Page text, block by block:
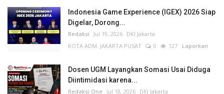
Indonesia Game Experience (IGEX) 2026 Siap
Digelar, Dorong...
Redaksi Jul 19, 2026 DKI Jakarta
KOTA ADM. JAKARTA PUSAT
0 127 Laporkan
Dosen UGM Layangkan Somasi Usai Diduga
Diintimidasi karena...
Redaksi One Jul 18, 2026 DKI Jakarta